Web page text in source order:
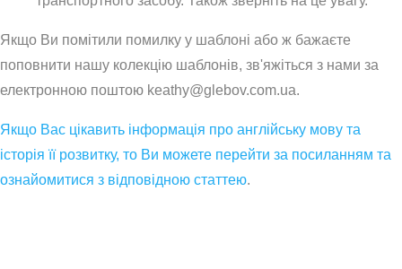
Якщо Ви помітили помилку у шаблоні або ж бажаєте
поповнити нашу колекцію шаблонів, зв'яжіться з нами за
електронною поштою keathy@glebov.com.ua.
Якщо Вас цікавить інформація про англійську мову та
історія її розвитку, то Ви можете перейти за посиланням та
ознайомитися з відповідною статтею.